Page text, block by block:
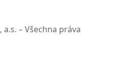
a.s. – Všechna práva